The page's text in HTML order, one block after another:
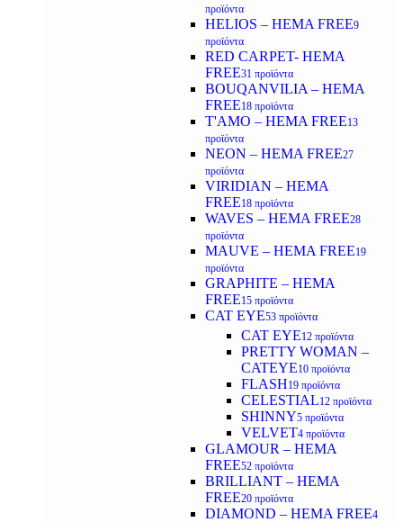
προϊόντα
HELIOS – HEMA FREE9
προϊόντα
RED CARPET- HEMA
FREE31 προϊόντα
BOUQANVILIA – HEMA
FREE18 προϊόντα
T'AMO – HEMA FREE13
προϊόντα
NEON – HEMA FREE27
προϊόντα
VIRIDIAN – HEMA
FREE18 προϊόντα
WAVES – HEMA FREE28
προϊόντα
MAUVE – HEMA FREE19
προϊόντα
GRAPHITE – HEMA
FREE15 προϊόντα
CAT EYE53 προϊόντα
CAT EYE12 προϊόντα
PRETTY WOMAN –
CATEYE10 προϊόντα
FLASH19 προϊόντα
CELESTIAL12 προϊόντα
SHINNY5 προϊόντα
VELVET4 προϊόντα
GLAMOUR – HEMA
FREE52 προϊόντα
BRILLIANT – HEMA
FREE20 προϊόντα
DIAMOND – HEMA FREE4